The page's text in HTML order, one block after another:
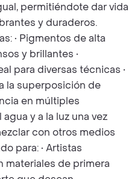
permitiéndote dar vida
y duraderos.
• Pigmentos de alta
y brillantes •
para diversas técnicas •
la superposición de
en múltiples
y a la luz una vez
con otros medios
para: • Artistas
materiales de primera